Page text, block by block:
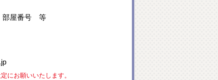
部屋番号 等
にお願いいたします。